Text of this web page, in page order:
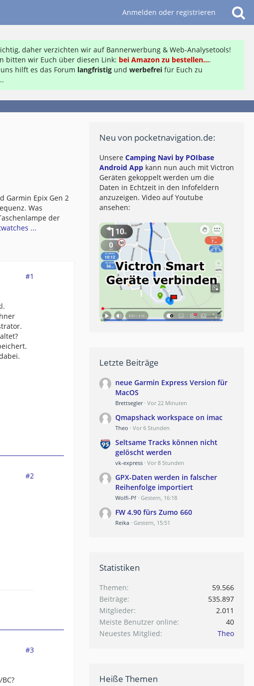
Anmelden oder registrieren
daher verzichten wir auf Bannerwerbung & Web-Analysetools!
bitten wir Euch über diesen Link: bei Amazon zu bestellen....
hilft es das Forum langfristig und werbefrei für Euch zu
Garmin Epix Gen 2
Was
der
...
#1
#2
#3
Neu von pocketnavigation.de:
Unsere Camping Navi by POIbase
Android App kann nun auch mit Victron
Geräten gekoppelt werden um die
Daten in Echtzeit in den Infofeldern
anzuzeigen. Video auf Youtube
ansehen:
Letzte Beiträge
neue Garmin Express Version für
MacOS
Brettsegler Vor 22 Minuten
Qmapshack workspace on imac
Theo Vor 6 Stunden
Seltsame Tracks können nicht
gelöscht werden
vk-express Vor 8 Stunden
GPX-Daten werden in falscher
Reihenfolge importiert
Wolfi-Pf Gestern, 16:18
FW 4.90 fürs Zumo 660
Reika Gestern, 15:51
Statistiken
Themen
59.566
Beiträge
535.897
Mitglieder
2.011
Meiste Benutzer online
40
Neuestes Mitglied
Theo
Heiße Themen